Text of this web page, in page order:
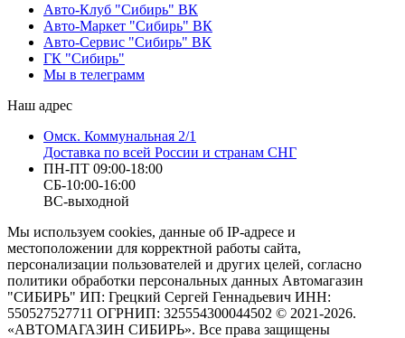
Авто-Клуб "Сибирь" ВК
Авто-Маркет "Сибирь" ВК
Авто-Сервис "Сибирь" ВК
ГК "Сибирь"
Мы в телеграмм
Наш адрес
Омск. Коммунальная 2/1
Доставка по всей России и странам СНГ
ПН-ПТ 09:00-18:00
СБ-10:00-16:00
ВС-выходной
Мы используем cookies, данные об IP-адресе и
местоположении для корректной работы сайта,
персонализации пользователей и других целей, согласно
политики обработки персональных данных Автомагазин
"СИБИРЬ" ИП: Грецкий Сергей Геннадьевич ИНН:
550527527711 ОГРНИП: 325554300044502 © 2021-2026.
«АВТОМАГАЗИН СИБИРЬ». Все права защищены